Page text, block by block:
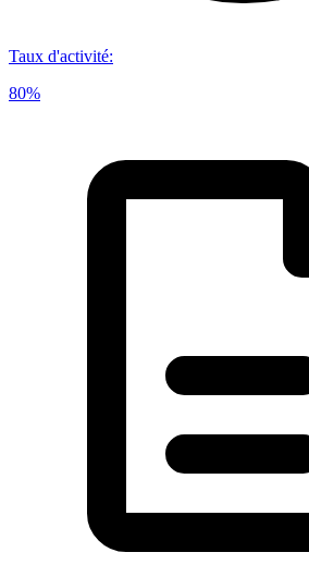
Taux d'activité:
80%